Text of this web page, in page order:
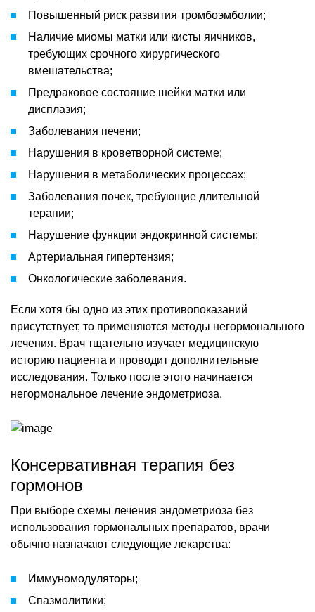
Повышенный риск развития тромбоэмболии;
Наличие миомы матки или кисты яичников,
требующих срочного хирургического
вмешательства;
Предраковое состояние шейки матки или
дисплазия;
Заболевания печени;
Нарушения в кроветворной системе;
Нарушения в метаболических процессах;
Заболевания почек, требующие длительной
терапии;
Нарушение функции эндокринной системы;
Артериальная гипертензия;
Онкологические заболевания.
Если хотя бы одно из этих противопоказаний
присутствует, то применяются методы негормонального
лечения. Врач тщательно изучает медицинскую
историю пациента и проводит дополнительные
исследования. Только после этого начинается
негормональное лечение эндометриоза.
Консервативная терапия без
гормонов
При выборе схемы лечения эндометриоза без
использования гормональных препаратов, врачи
обычно назначают следующие лекарства:
Иммуномодуляторы;
Спазмолитики;